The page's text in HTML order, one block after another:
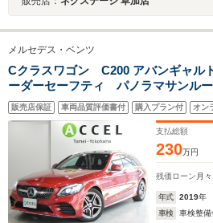
メルセデス・ベンツ
Cクラスワゴン C200 アバンギャル
ーダーセーフティ パノラマサンル
ーシート&シートヒーター 純正ナ
アロ&18インチアルミ マルチビー
ー ドラレコ 電動テールゲート 後
販売店保証 車両品質評価書付 購入プラン付 オン
支払総額
230万円
残価ローン 月々
年式 2019年
車検
車検整備